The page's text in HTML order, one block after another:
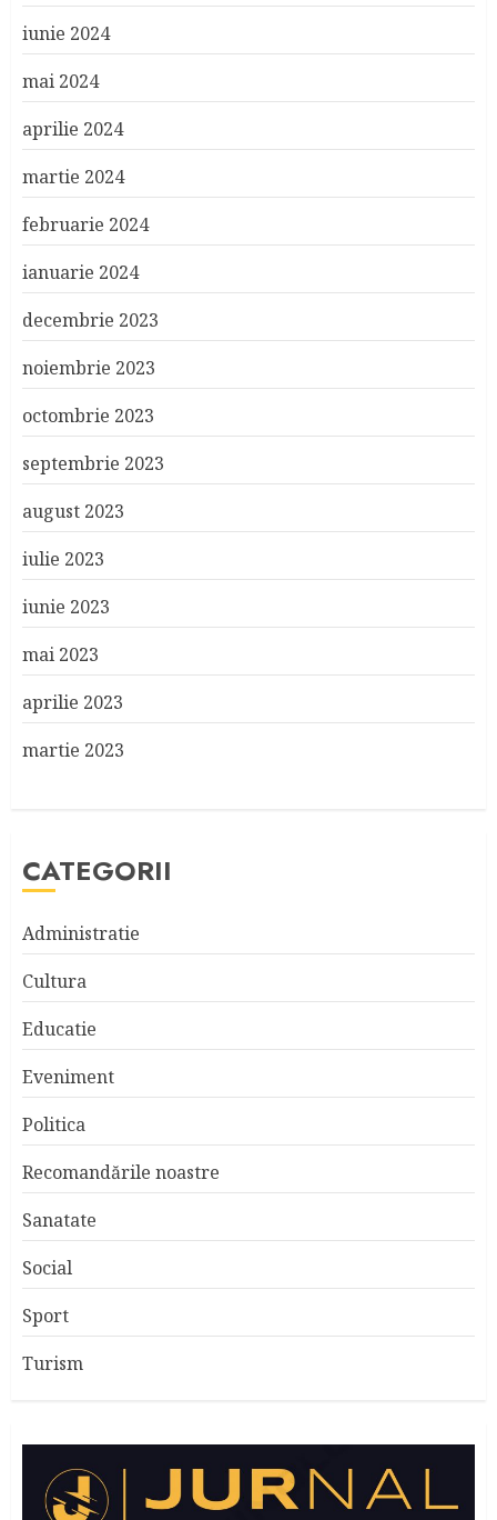
iunie 2024
mai 2024
aprilie 2024
martie 2024
februarie 2024
ianuarie 2024
decembrie 2023
noiembrie 2023
octombrie 2023
septembrie 2023
august 2023
iulie 2023
iunie 2023
mai 2023
aprilie 2023
martie 2023
CATEGORII
Administratie
Cultura
Educatie
Eveniment
Politica
Recomandările noastre
Sanatate
Social
Sport
Turism